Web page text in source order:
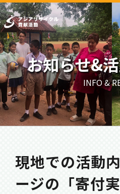
お知らせ&
INFO &
現地での活動
ージの「寄付